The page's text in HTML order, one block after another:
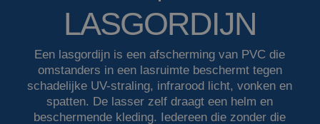
Lascabines
Laserlassen
Werkcabines
Werken bij Cepro
Actueel
Veelgestelde vragen
Downloads
LASGORDIJN
Een lasgordijn is een afscherming van PVC die
omstanders in een lasruimte beschermt tegen
schadelijke UV-straling, infrarood licht, vonken en
spatten. De lasser zelf draagt een helm en
beschermende kleding. Iedereen die zonder die